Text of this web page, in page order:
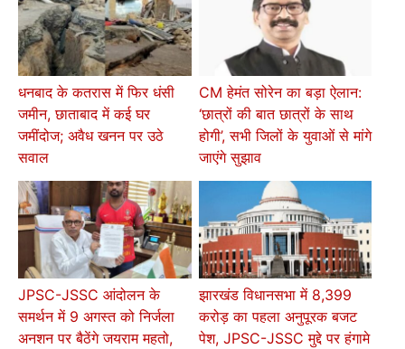
धनबाद के कतरास में फिर धंसी
जमीन, छाताबाद में कई घर
जमींदोज; अवैध खनन पर उठे
सवाल
CM हेमंत सोरेन का बड़ा ऐलान:
‘छात्रों की बात छात्रों के साथ
होगी’, सभी जिलों के युवाओं से मांगे
जाएंगे सुझाव
JPSC-JSSC आंदोलन के
समर्थन में 9 अगस्त को निर्जला
अनशन पर बैठेंगे जयराम महतो,
झारखंड विधानसभा में 8,399
करोड़ का पहला अनुपूरक बजट
पेश, JPSC-JSSC मुद्दे पर हंगामे